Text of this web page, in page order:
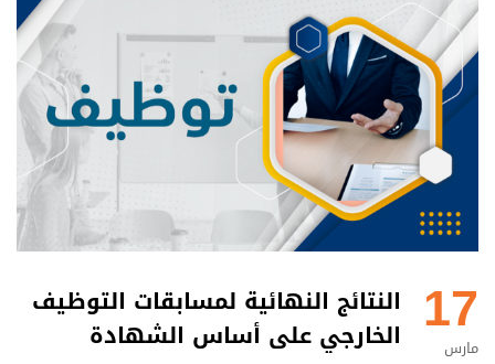
17
مارس
النتائج النهائية لمسابقات التوظيف
الخارجي على أساس الشهادة